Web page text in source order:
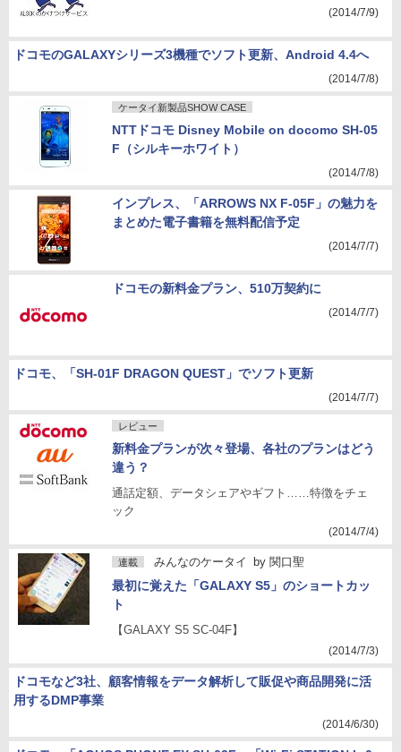
(2014/7/9)
ドコモのGALAXYシリーズ3機種でソフト更新、Android 4.4へ
(2014/7/8)
ケータイ新製品SHOW CASE
NTTドコモ Disney Mobile on docomo SH-05
F（シルキーホワイト）
(2014/7/8)
インプレス、「ARROWS NX F-05F」の魅力を
まとめた電子書籍を無料配信予定
(2014/7/7)
ドコモの新料金プラン、510万契約に
(2014/7/7)
ドコモ、「SH-01F DRAGON QUEST」でソフト更新
(2014/7/7)
レビュー
新料金プランが次々登場、各社のプランはどう
違う？
通話定額、データシェアやギフト……特徴をチェ
ック
(2014/7/4)
連載 みんなのケータイ by 関口聖
最初に覚えた「GALAXY S5」のショートカッ
ト
【GALAXY S5 SC-04F】
(2014/7/3)
ドコモなど3社、顧客情報をデータ解析して販促や商品開発に活
用するDMP事業
(2014/6/30)